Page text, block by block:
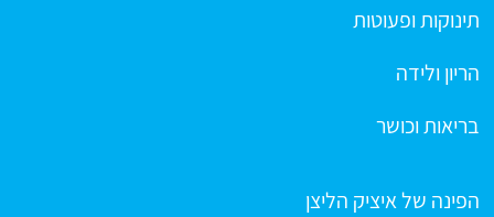
תינוקות ופעוטות
הריון ולידה
בריאות וכושר
הפינה של איציק הליצן